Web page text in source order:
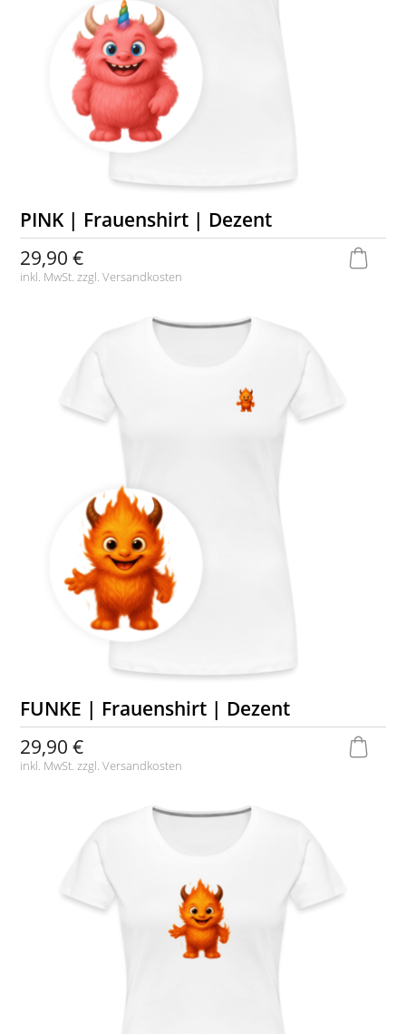
PINK | Frauenshirt | Dezent
29,90 €
inkl. MwSt. zzgl.Versandkosten
FUNKE | Frauenshirt | Dezent
29,90 €
inkl. MwSt. zzgl.Versandkosten